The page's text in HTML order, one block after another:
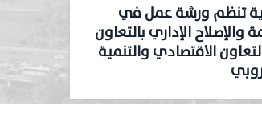
تنظم ورشة عمل في
والإصلاح الإداري بالتعاون
الاقتصادي والتنمية